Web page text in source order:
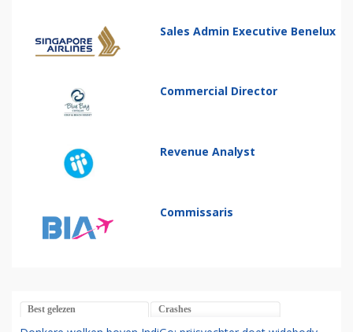
Sales Admin Executive Benelux
Commercial Director
Revenue Analyst
Commissaris
Best gelezen Crashes